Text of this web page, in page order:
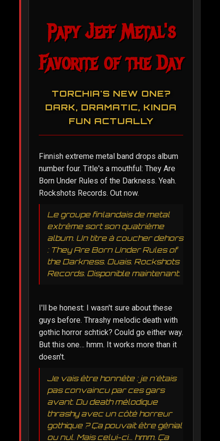
Papy Jeff Metal's
Favorite of the Day
TORCHIA'S NEW ONE?
DARK, DRAMATIC, KINDA
FUN ACTUALLY
Finnish extreme metal band drops album
number four. Title's a mouthful: They Are
Born Under Rules of the Darkness. Yeah.
Rockshots Records. Out now.
Le groupe finlandais de metal
extrême sort son quatrième
album. Un titre à coucher dehors
: They Are Born Under Rules of
the Darkness. Ouais. Rockshots
Records. Disponible maintenant.
I'll be honest: I wasn't sure about these
guys before. Thrashy melodic death with
gothic horror schtick? Could go either way.
But this one… hmm. It works more than it
doesn't.
Je vais être honnête : je n'étais
pas convaincu par ces gars
avant. Du death mélodique
thrashy avec un côté horreur
gothique ? Ça pouvait être génial
ou nul. Mais celui-ci… hmm. Ça